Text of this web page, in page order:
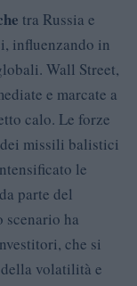
tra Russia e
influenzando in
Wall Street,
e marcate a
calo. Le forze
missili balistici
le
parte del
scenario ha
che si
volatilità e